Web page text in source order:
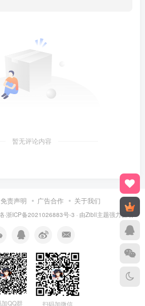
暂无评论内容
免责声明 广告合作 关于我们
·浙ICP备2021026883号-3 · 由Zibll主题强力驱动.
QQ群 扫码加微信